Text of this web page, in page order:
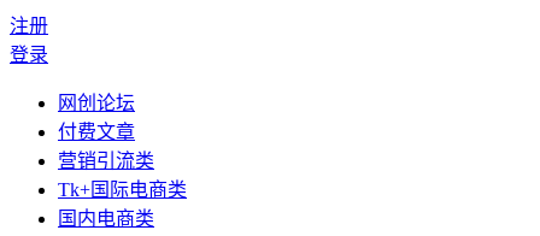
注册
登录
网创论坛
付费文章
营销引流类
Tk+国际电商类
国内电商类